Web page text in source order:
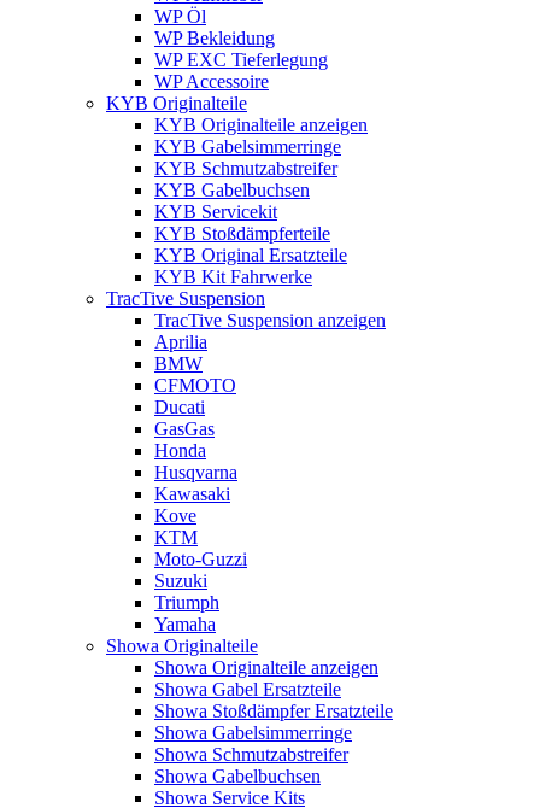
WP Öl
WP Bekleidung
WP EXC Tieferlegung
WP Accessoire
KYB Originalteile
KYB Originalteile anzeigen
KYB Gabelsimmerringe
KYB Schmutzabstreifer
KYB Gabelbuchsen
KYB Servicekit
KYB Stoßdämpferteile
KYB Original Ersatzteile
KYB Kit Fahrwerke
TracTive Suspension
TracTive Suspension anzeigen
Aprilia
BMW
CFMOTO
Ducati
GasGas
Honda
Husqvarna
Kawasaki
Kove
KTM
Moto-Guzzi
Suzuki
Triumph
Yamaha
Showa Originalteile
Showa Originalteile anzeigen
Showa Gabel Ersatzteile
Showa Stoßdämpfer Ersatzteile
Showa Gabelsimmerringe
Showa Schmutzabstreifer
Showa Gabelbuchsen
Showa Service Kits